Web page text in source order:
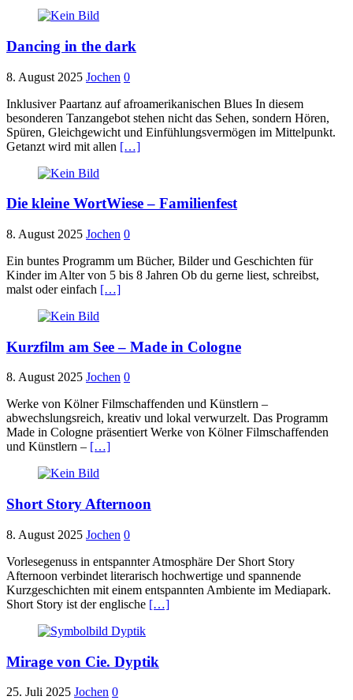
Dancing in the dark
8. August 2025 Jochen 0
Inklusiver Paartanz auf afroamerikanischen Blues In diesem
besonderen Tanzangebot stehen nicht das Sehen, sondern Hören,
Spüren, Gleichgewicht und Einfühlungsvermögen im Mittelpunkt.
Getanzt wird mit allen […]
Die kleine WortWiese – Familienfest
8. August 2025 Jochen 0
Ein buntes Programm um Bücher, Bilder und Geschichten für
Kinder im Alter von 5 bis 8 Jahren Ob du gerne liest, schreibst,
malst oder einfach […]
Kurzfilm am See – Made in Cologne
8. August 2025 Jochen 0
Werke von Kölner Filmschaffenden und Künstlern –
abwechslungsreich, kreativ und lokal verwurzelt. Das Programm
Made in Cologne präsentiert Werke von Kölner Filmschaffenden
und Künstlern – […]
Short Story Afternoon
8. August 2025 Jochen 0
Vorlesegenuss in entspannter Atmosphäre Der Short Story
Afternoon verbindet literarisch hochwertige und spannende
Kurzgeschichten mit einem entspannten Ambiente im Mediapark.
Short Story ist der englische […]
Mirage von Cie. Dyptik
25. Juli 2025 Jochen 0